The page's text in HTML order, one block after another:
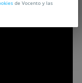
de Vocento y las